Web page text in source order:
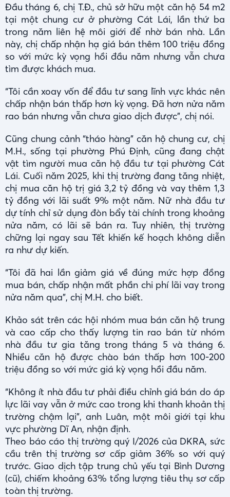
Đầu tháng 6, chị T.Đ., chủ sở hữu một căn hộ 54 m2
tại một chung cư ở phường Cát Lái, lần thứ ba
trong năm liên hệ môi giới để nhờ bán nhà. Lần
này, chị chấp nhận hạ giá bán thêm 100 triệu đồng
so với mức kỳ vọng hồi đầu năm nhưng vẫn chưa
tìm được khách mua.
“Tôi cần xoay vốn để đầu tư sang lĩnh vực khác nên
chấp nhận bán thấp hơn kỳ vọng. Đã hơn nửa năm
rao bán nhưng vẫn chưa giao dịch được”, chị nói.
Cũng chung cảnh “tháo hàng” căn hộ chung cư, chị
M.H., sống tại phường Phú Định, cũng đang chật
vật tìm người mua căn hộ đầu tư tại phường Cát
Lái. Cuối năm 2025, khi thị trường đang tăng nhiệt,
chị mua căn hộ trị giá 3,2 tỷ đồng và vay thêm 1,3
tỷ đồng với lãi suất 9% một năm. Nữ nhà đầu tư
dự tính chỉ sử dụng đòn bẩy tài chính trong khoảng
nửa năm, có lãi sẽ bán ra. Tuy nhiên, thị trường
chững lại ngay sau Tết khiến kế hoạch không diễn
ra như dự kiến.
“Tôi đã hai lần giảm giá về đúng mức hợp đồng
mua bán, chấp nhận mất phần chi phí lãi vay trong
nửa năm qua”, chị M.H. cho biết.
Khảo sát trên các hội nhóm mua bán căn hộ trung
và cao cấp cho thấy lượng tin rao bán từ nhóm
nhà đầu tư gia tăng trong tháng 5 và tháng 6.
Nhiều căn hộ được chào bán thấp hơn 100-200
triệu đồng so với mức giá kỳ vọng hồi đầu năm.
“Không ít nhà đầu tư phải điều chỉnh giá bán do áp
lực lãi vay vẫn ở mức cao trong khi thanh khoản thị
trường chậm lại”, anh Luân, một môi giới tại khu
vực phường Dĩ An, nhận định.
Theo báo cáo thị trường quý I/2026 của DKRA, sức
cầu trên thị trường sơ cấp giảm 36% so với quý
trước. Giao dịch tập trung chủ yếu tại Bình Dương
(cũ), chiếm khoảng 63% tổng lượng tiêu thụ sơ cấp
toàn thị trường.